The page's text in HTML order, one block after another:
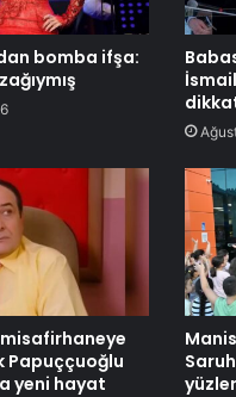
bomba ifşa:
Papuççuoğlu
yeni hayat